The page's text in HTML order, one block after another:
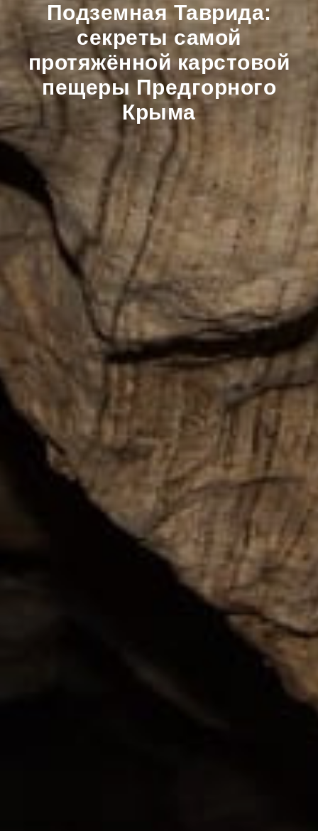
Подземная Таврида:
секреты самой
протяжённой карстовой
пещеры Предгорного
Крыма